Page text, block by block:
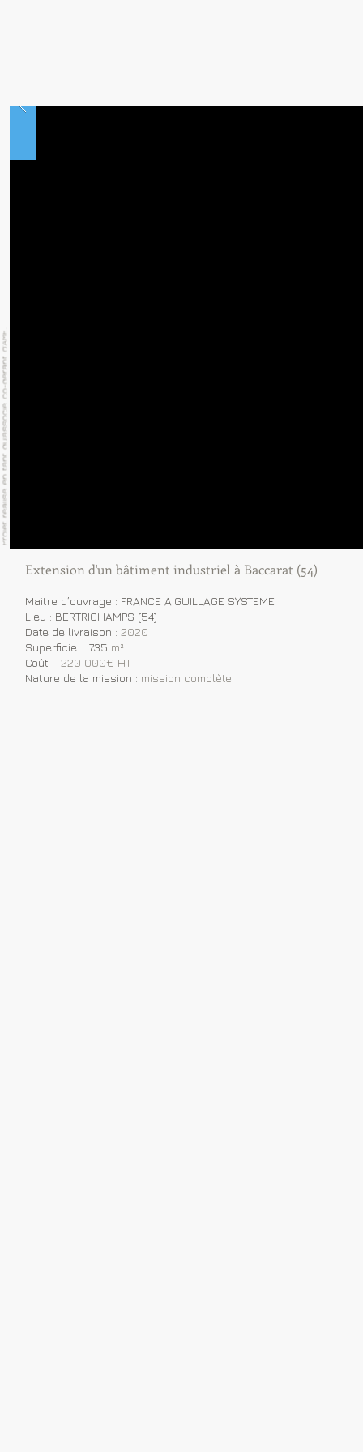
Extension d'un bâtiment industriel à Baccarat (54)
Maitre d’ouvrage : FRANCE AIGUILLAGE SYSTEME
Lieu : BERTRICHAMPS (54)
Date de livraison : 2020
Superficie : 735 m²
Coût : 220 000€ HT
Nature de la mission : mission complète